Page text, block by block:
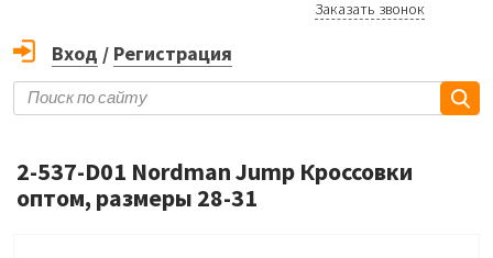
Заказать звонок
Вход / Регистрация
2-537-D01 Nordman Jump Кроссовки
оптом, размеры 28-31